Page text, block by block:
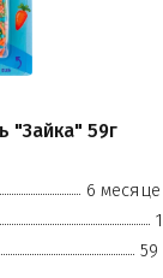
"Зайка" 59г
6
59